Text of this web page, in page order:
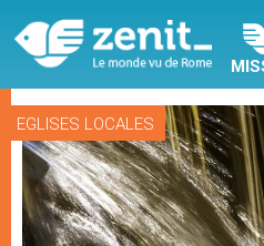
EGLISES LOCALES